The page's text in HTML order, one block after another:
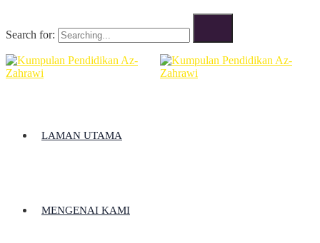
Search for:
LAMAN UTAMA
MENGENAI KAMI